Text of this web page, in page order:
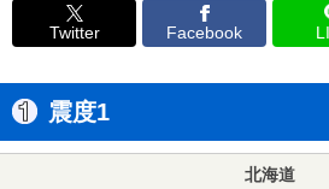
Twitter Facebook
震度1
北海道